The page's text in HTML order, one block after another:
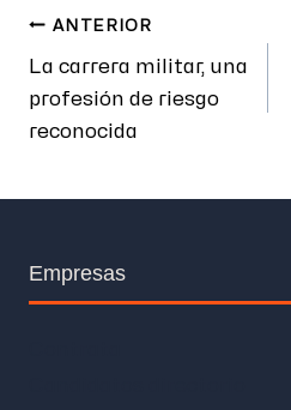
ANTERIOR
La carrera militar, una
profesión de riesgo
reconocida
Empresas